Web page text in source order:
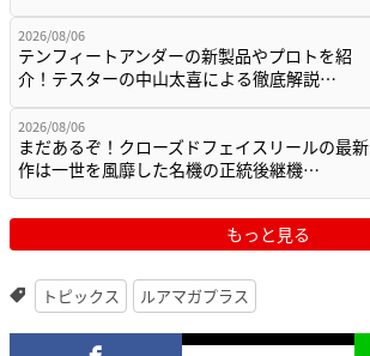
2026/08/06
テンフィートアンダーの新製品やプロトを紹
介！テスターの中山太喜による徹底解説…
2026/08/06
まだあるぞ！クローズドフェイスリールの最新
作は一世を風靡した名機の正統後継機…
もっと見る
トピックス ルアマガプラス